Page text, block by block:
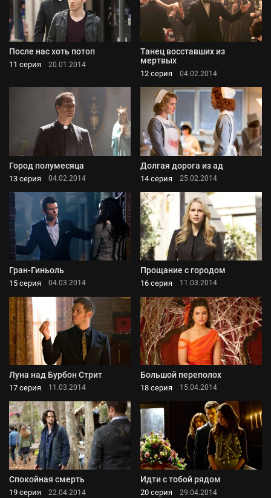
После нас хоть потоп
11 серия 20.01.2014
Танец восставших из
мертвых
12 серия 04.02.2014
Город полумесяца
13 серия 04.02.2014
Долгая дорога из ад
14 серия 25.02.2014
Гран-Гиньоль
15 серия 04.03.2014
Прощание с городом
16 серия 11.03.2014
Луна над Бурбон Стрит
17 серия 11.03.2014
Большой переполох
18 серия 15.04.2014
Спокойная смерть
19 серия 22.04.2014
Идти с тобой рядом
20 серия 29.04.2014